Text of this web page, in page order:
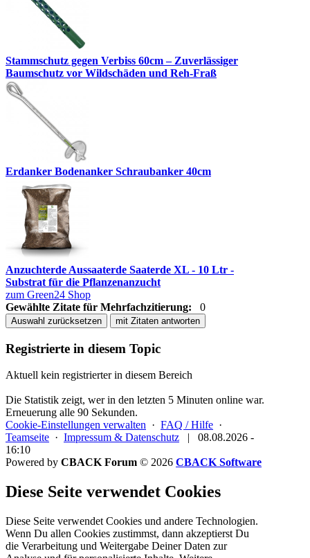
Stammschutz gegen Verbiss 60cm – Zuverlässiger
Baumschutz vor Wildschäden und Reh-Fraß
Erdanker Bodenanker Schraubanker 40cm
Anzuchterde Aussaaterde Saaterde XL - 10 Ltr -
Substrat für die Pflanzenanzucht
zum Green24 Shop
Gewählte Zitate für Mehrfachzitierung:
0
Auswahl zurücksetzen mit Zitaten antworten
Registrierte in diesem Topic
Aktuell kein registrierter in diesem Bereich
Die Statistik zeigt, wer in den letzten 5 Minuten online war.
Erneuerung alle 90 Sekunden.
Cookie-Einstellungen verwalten · FAQ / Hilfe ·
Teamseite · Impressum & Datenschutz
08.08.2026 -
16:10
Powered by CBACK Forum © 2026 CBACK Software
Diese Seite verwendet Cookies
Diese Seite verwendet Cookies und andere Technologien.
Wenn Du allen Cookies zustimmst, dann akzeptierst Du
die Verarbeitung und Weitergabe Deiner Daten zur